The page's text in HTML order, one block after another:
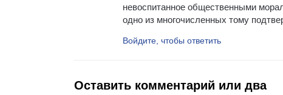
невоспитанное общественными
одно из многочисленных тому
Войдите, чтобы ответить
Оставить комментарий или два